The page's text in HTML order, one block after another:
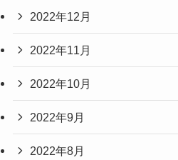
2022年12月
2022年11月
2022年10月
2022年9月
2022年8月